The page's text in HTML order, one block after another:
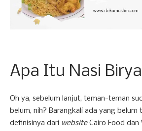
Apa Itu Nasi
Oh ya, sebelum lanjut, teman-teman
belum, nih? Barangkali ada yang belum
definisinya dari websiteCairo Food dan